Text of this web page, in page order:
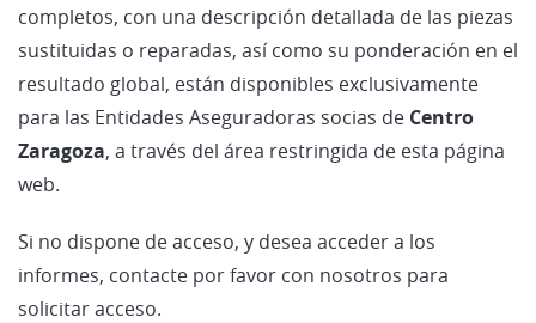
completos, con una descripción detallada de las piezas
sustituidas o reparadas, así como su ponderación en el
resultado global, están disponibles exclusivamente
para las Entidades Aseguradoras socias de Centro
Zaragoza, a través del área restringida de esta página
web.
Si no dispone de acceso, y desea acceder a los
informes, contacte por favor con nosotros para
solicitar acceso.